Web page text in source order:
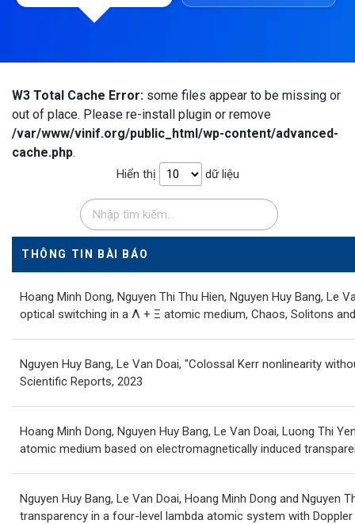
W3 Total Cache Error: some files appear to be missing or
out of place. Please re-install plugin or remove
/var/www/vinif.org/public_html/wp-content/advanced-
cache.php.
Hiển thị dữ liệu
THÔNG TIN BÀI BÁO
Hoang Minh Dong, Nguyen Thi Thu Hien, Nguyen Huy Bang, Le
optical switching in a Λ + Ξ atomic medium, Chaos, Solitons
Nguyen Huy Bang, Le Van Doai, "Colossal Kerr nonlinearity
Scientific Reports, 2023
Hoang Minh Dong, Nguyen Huy Bang, Le Van Doai, Luong Thi
atomic medium based on electromagnetically induced
Nguyen Huy Bang, Le Van Doai, Hoang Minh Dong and Nguyen
transparency in a four-level lambda atomic system with